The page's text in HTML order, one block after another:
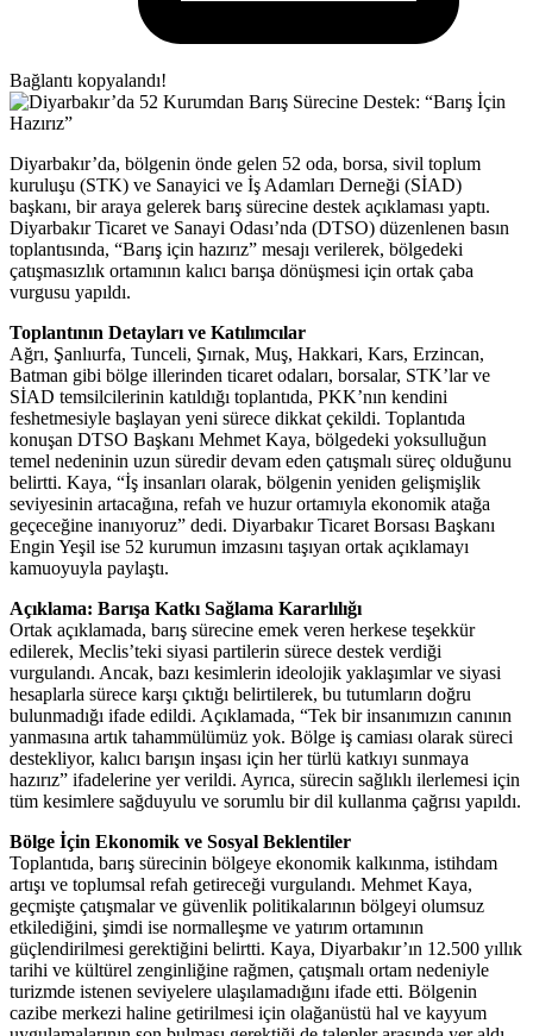
Bağlantı kopyalandı!
Diyarbakır’da, bölgenin önde gelen 52 oda, borsa, sivil toplum
kuruluşu (STK) ve Sanayici ve İş Adamları Derneği (SİAD)
başkanı, bir araya gelerek barış sürecine destek açıklaması yaptı.
Diyarbakır Ticaret ve Sanayi Odası’nda (DTSO) düzenlenen basın
toplantısında, “Barış için hazırız” mesajı verilerek, bölgedeki
çatışmasızlık ortamının kalıcı barışa dönüşmesi için ortak çaba
vurgusu yapıldı.
Toplantının Detayları ve Katılımcılar
Ağrı, Şanlıurfa, Tunceli, Şırnak, Muş, Hakkari, Kars, Erzincan,
Batman gibi bölge illerinden ticaret odaları, borsalar, STK’lar ve
SİAD temsilcilerinin katıldığı toplantıda, PKK’nın kendini
feshetmesiyle başlayan yeni sürece dikkat çekildi. Toplantıda
konuşan DTSO Başkanı Mehmet Kaya, bölgedeki yoksulluğun
temel nedeninin uzun süredir devam eden çatışmalı süreç olduğunu
belirtti. Kaya, “İş insanları olarak, bölgenin yeniden gelişmişlik
seviyesinin artacağına, refah ve huzur ortamıyla ekonomik atağa
geçeceğine inanıyoruz” dedi. Diyarbakır Ticaret Borsası Başkanı
Engin Yeşil ise 52 kurumun imzasını taşıyan ortak açıklamayı
kamuoyuyla paylaştı.
Açıklama: Barışa Katkı Sağlama Kararlılığı
Ortak açıklamada, barış sürecine emek veren herkese teşekkür
edilerek, Meclis’teki siyasi partilerin sürece destek verdiği
vurgulandı. Ancak, bazı kesimlerin ideolojik yaklaşımlar ve siyasi
hesaplarla sürece karşı çıktığı belirtilerek, bu tutumların doğru
bulunmadığı ifade edildi. Açıklamada, “Tek bir insanımızın canının
yanmasına artık tahammülümüz yok. Bölge iş camiası olarak süreci
destekliyor, kalıcı barışın inşası için her türlü katkıyı sunmaya
hazırız” ifadelerine yer verildi. Ayrıca, sürecin sağlıklı ilerlemesi için
tüm kesimlere sağduyulu ve sorumlu bir dil kullanma çağrısı yapıldı.
Bölge İçin Ekonomik ve Sosyal Beklentiler
Toplantıda, barış sürecinin bölgeye ekonomik kalkınma, istihdam
artışı ve toplumsal refah getireceği vurgulandı. Mehmet Kaya,
geçmişte çatışmalar ve güvenlik politikalarının bölgeyi olumsuz
etkilediğini, şimdi ise normalleşme ve yatırım ortamının
güçlendirilmesi gerektiğini belirtti. Kaya, Diyarbakır’ın 12.500 yıllık
tarihi ve kültürel zenginliğine rağmen, çatışmalı ortam nedeniyle
turizmde istenen seviyelere ulaşılamadığını ifade etti. Bölgenin
cazibe merkezi haline getirilmesi için olağanüstü hal ve kayyum